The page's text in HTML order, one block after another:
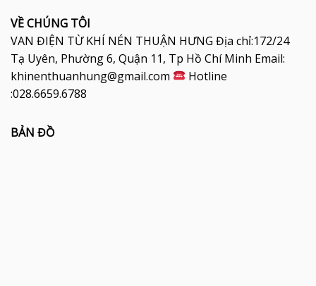
VỀ CHÚNG TÔI
VAN ĐIỆN TỪ KHÍ NÉN THUẬN HƯNG Địa chỉ:172/24
Tạ Uyên, Phường 6, Quận 11, Tp Hồ Chí Minh Email:
khinenthuanhung@gmail.com
Hotline
:028.6659.6788
BẢN ĐỒ